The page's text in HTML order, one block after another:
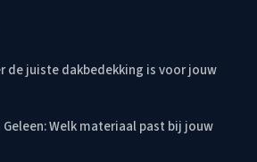
de juiste dakbedekking is voor jouw
Welk materiaal past bij jouw